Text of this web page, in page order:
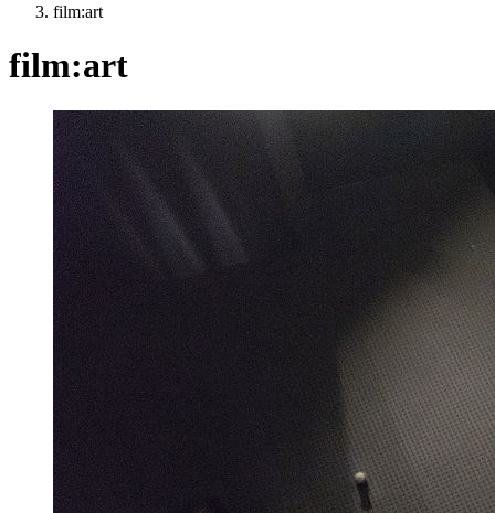
film:art
film:art